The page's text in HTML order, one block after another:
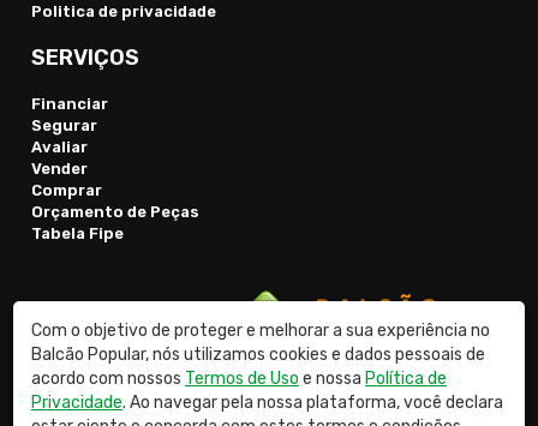
Politica de privacidade
SERVIÇOS
Financiar
Segurar
Avaliar
Vender
Comprar
Orçamento de Peças
Tabela Fipe
© 2026 Balcão Popular Classificados
Com o objetivo de proteger e melhorar a sua experiência no
Balcão Popular, nós utilizamos cookies e dados pessoais de
acordo com nossos Termos de Uso e nossa Política de
Privacidade. Ao navegar pela nossa plataforma, você declara